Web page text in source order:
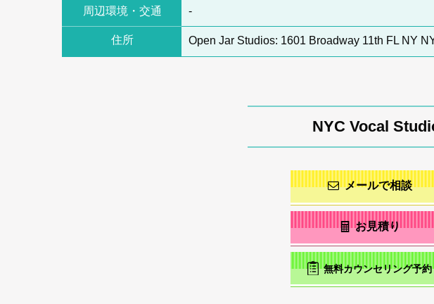
周辺環境・交通 -
住所 Open Jar Studios: 1601 Broadway 11th FL NY
NYC Vocal
メールで相談
お見積り
無料カウンセリング予約